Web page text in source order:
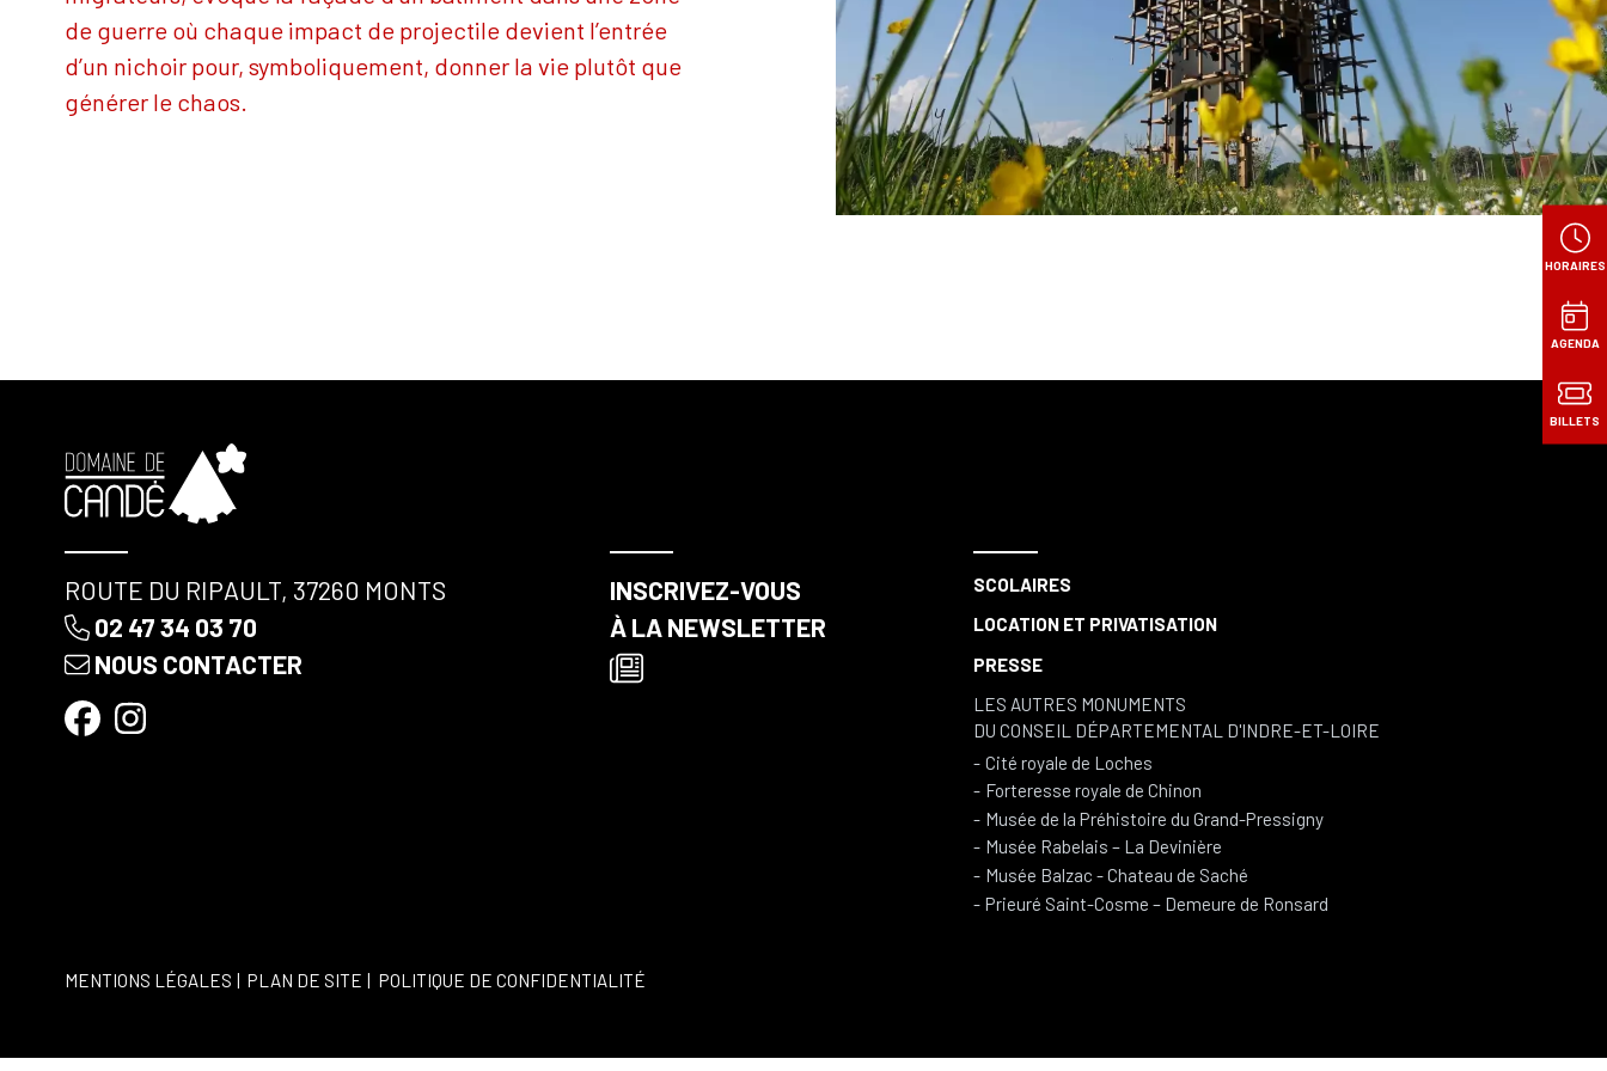
de guerre où chaque impact de projectile devient l’entrée
d’un nichoir pour, symboliquement, donner la vie plutôt que
générer le chaos.
ROUTE DU RIPAULT, 37260 MONTS
02 47 34 03 70
NOUS CONTACTER
INSCRIVEZ-VOUS
À LA NEWSLETTER
SCOLAIRES
LOCATION ET PRIVATISATION
PRESSE
LES AUTRES MONUMENTS
DU CONSEIL DÉPARTEMENTAL D'INDRE-ET-LOIRE
Cité royale de Loches
Forteresse royale de Chinon
Musée de la Préhistoire du Grand-Pressigny
Musée Rabelais – La Devinière
Musée Balzac - Chateau de Saché
Prieuré Saint-Cosme – Demeure de Ronsard
MENTIONS LÉGALES PLAN DE SITE POLITIQUE DE CONFIDENTIALITÉ
HORAIRES
AGENDA
BILLETS